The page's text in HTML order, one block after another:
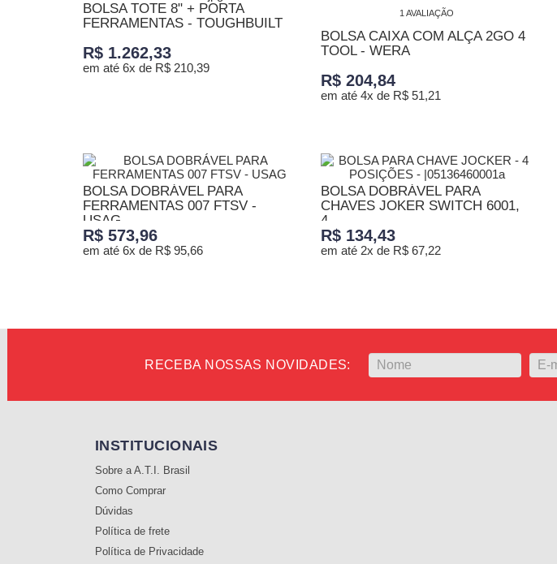
BOLSA TOTE 8" + PORTA
FERRAMENTAS - TOUGHBUILT
R$ 1.262,33
em até 6x de R$ 210,39
1 AVALIAÇÃO
BOLSA CAIXA COM ALÇA 2GO 4
TOOL - WERA
R$ 204,84
em até 4x de R$ 51,21
BOLSA DOBRÁVEL PARA
FERRAMENTAS 007 FTSV -
USAG
R$ 573,96
em até 6x de R$ 95,66
BOLSA DOBRÁVEL PARA
CHAVES JOKER SWITCH 6001,
4...
R$ 134,43
em até 2x de R$ 67,22
RECEBA NOSSAS NOVIDADES:
INSTITUCIONAIS
Sobre a A.T.I. Brasil
Como Comprar
Dúvidas
Política de frete
Política de Privacidade